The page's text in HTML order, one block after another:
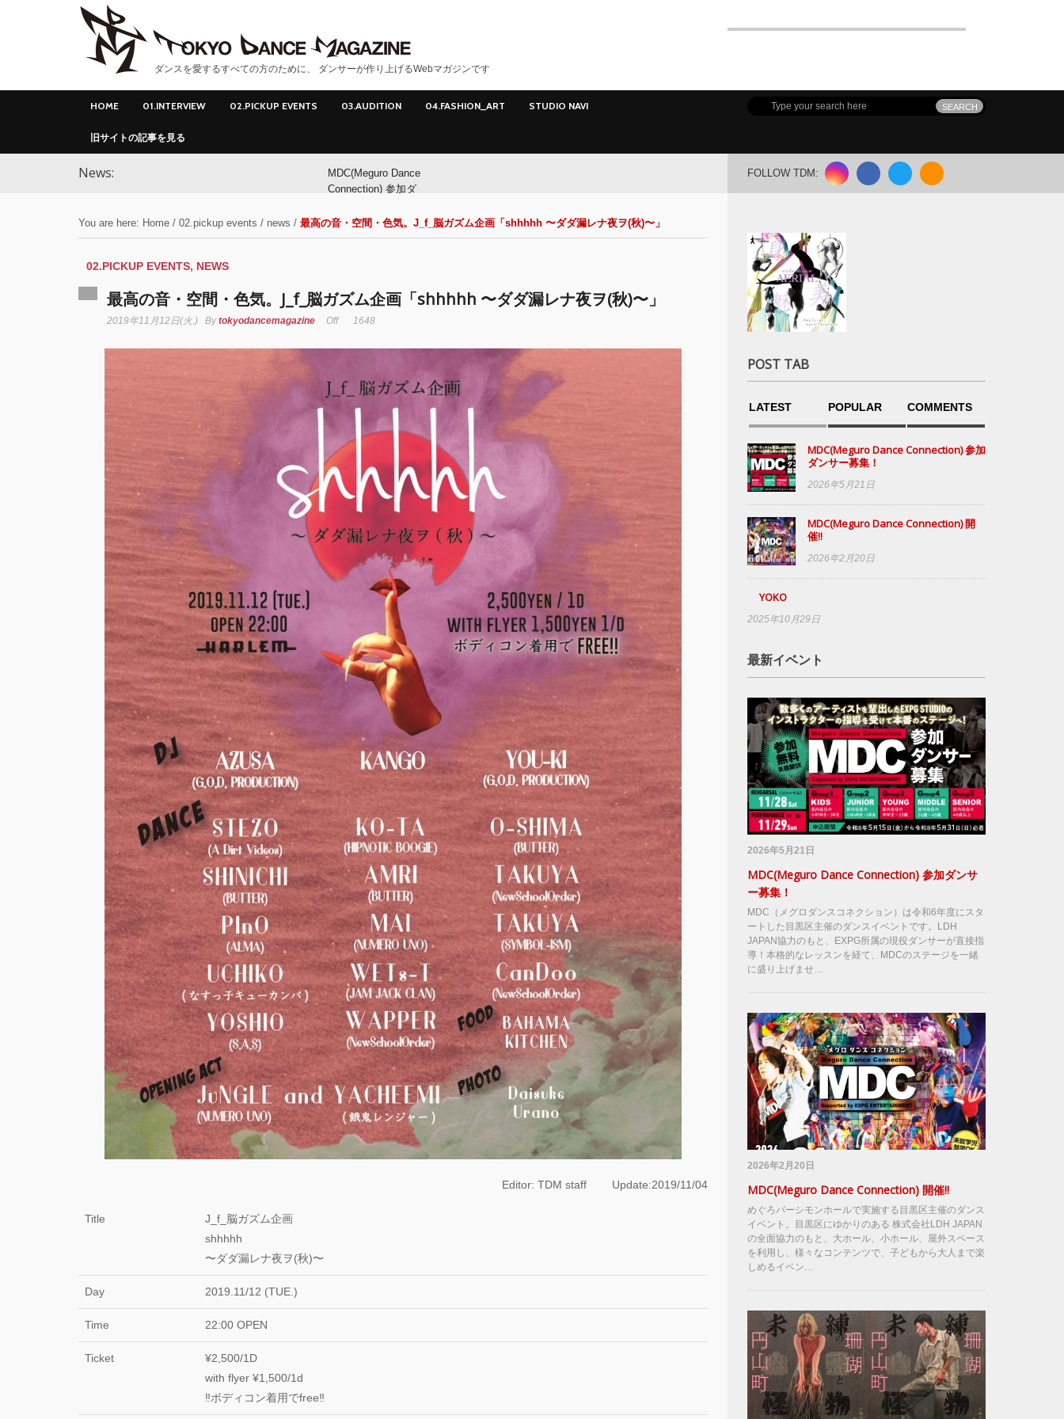
ダンスを愛するすべての方のために、 ダンサーが作り上げるWebマガジンです
HOME 01.INTERVIEW 02.PICKUP EVENTS 03.AUDITION 04.FASHION_ART STUDIO NAVI
旧サイトの記事を見る
News:
MDC(Meguro Dance
Connection) 参加ダ
YOKO
芸術劇場『未練の幽
霊と怪物―「珊瑚」
「円山町」―』
“心が動く瞬間”を集
めて。120人で過去
最高に挑むダンス公
演『ANTENNA』
UENO
梅田宏明＋Somatic
Field Project ダンス
公演「動態 ‒
KADOKAWA
DREAMS ONEMAN
SHOW THE
GREATEST SHOW
FINAL 2DAYS
PARCO PRODUCE
『TOKYO
GEGEGAY 2025
TOUR』
「GREENROOM
FESTIVAL 20th
Anniversary」レポ
ート！
FOLLOW TDM:
You are here: Home / 02.pickup events / news / 最高の音・空間・色気。J_f_脳ガズム企画「shhhhh 〜ダダ漏レナ夜ヲ(秋)〜」
02.PICKUP EVENTS, NEWS
最高の音・空間・色気。J_f_脳ガズム企画「shhhhh 〜ダダ漏レナ夜ヲ(秋)〜」
2019年11月12日(火.) Bytokyodancemagazine Off 1648
Editor: TDM staff Update:2019/11/04
Title
J_f_脳ガズム企画
shhhhh
〜ダダ漏レナ夜ヲ(秋)〜
Day 2019.11/12 (TUE.)
Time 22:00 OPEN
Ticket
¥2,500/1D
with flyer ¥1,500/1d
‼️ボディコン着用でfree‼️
POST TAB
LATEST POPULAR COMMENTS
MDC(Meguro Dance Connection) 参加
ダンサー募集！
2026年5月21日
MDC(Meguro Dance Connection) 開
催!!
2026年2月20日
YOKO
2025年10月29日
最新イベント
2026年5月21日
MDC(Meguro Dance Connection) 参加ダンサ
ー募集！
MDC（メグロダンスコネクション）は令和6年度にスタ
ートした目黒区主催のダンスイベントです。LDH
JAPAN協力のもと、EXPG所属の現役ダンサーが直接指
導！本格的なレッスンを経て、MDCのステージを一緒
に盛り上げませ…
2026年2月20日
MDC(Meguro Dance Connection) 開催!!
めぐろパーシモンホールで実施する目黒区主催のダンス
イベント。目黒区にゆかりのある 株式会社LDH JAPAN
の全面協力のもと、大ホール、小ホール、屋外スペース
を利用し、様々なコンテンツで、子どもから大人まで楽
しめるイベン…